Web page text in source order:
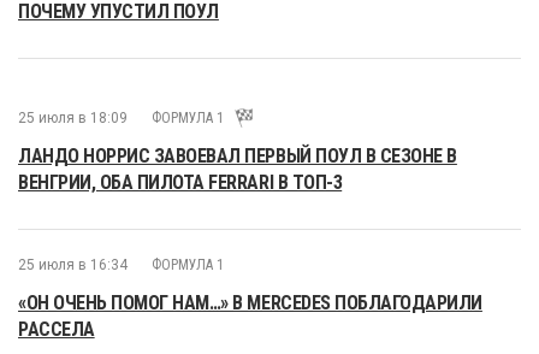
ПОЧЕМУ УПУСТИЛ ПОУЛ
25 июля в 18:09 ФОРМУЛА 1
ЛАНДО НОРРИС ЗАВОЕВАЛ ПЕРВЫЙ ПОУЛ В СЕЗОНЕ В
ВЕНГРИИ, ОБА ПИЛОТА FERRARI В ТОП-3
25 июля в 16:34 ФОРМУЛА 1
«ОН ОЧЕНЬ ПОМОГ НАМ…» В MERCEDES ПОБЛАГОДАРИЛИ
РАССЕЛА